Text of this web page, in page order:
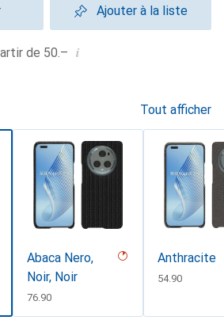
Ajouter à la liste
de 50.– i
Tout afficher
Abaca Nero,
Noir, Noir
CHF
76.90
Anthracite
CHF
54.90